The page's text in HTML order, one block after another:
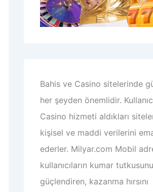
Bahis ve Casino sitelerinde
her şeyden önemlidir.
Casino hizmeti aldıkları
kişisel ve maddi verilerini
ederler. Milyar.com Mobil
kullanıcıların kumar tutkusunu
güçlendiren, kazanma hırsını